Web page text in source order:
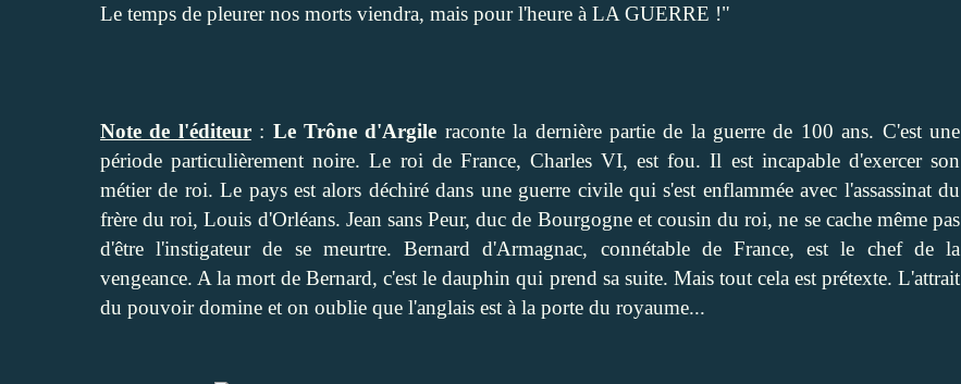
Le temps de pleurer nos morts viendra, mais pour l'heure à LA GUERRE !"
Note de l'éditeur: Le Trône d'Argile raconte la dernière partie de la guerre de 100 ans. C'est une
période particulièrement noire. Le roi de France, Charles VI, est fou. Il est incapable d'exercer son
métier de roi. Le pays est alors déchiré dans une guerre civile qui s'est enflammée avec l'assassinat du
frère du roi, Louis d'Orléans. Jean sans Peur, duc de Bourgogne et cousin du roi, ne se cache même pas
d'être l'instigateur de se meurtre. Bernard d'Armagnac, connétable de France, est le chef de la
vengeance. A la mort de Bernard, c'est le dauphin qui prend sa suite. Mais tout cela est prétexte. L'attrait
du pouvoir domine et on oublie que l'anglais est à la porte du royaume...